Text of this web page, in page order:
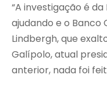
“A investigação é
ajudando e o Banco
Lindbergh, que
Galípolo, atual
anterior, nada foi